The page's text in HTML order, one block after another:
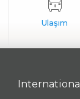
International